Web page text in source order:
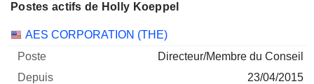
Postes actifs de Holly Koeppel
Sociétés Poste Début
AES CORPORATION (THE)
Directeur/Membre du Conseil
23/04/2015